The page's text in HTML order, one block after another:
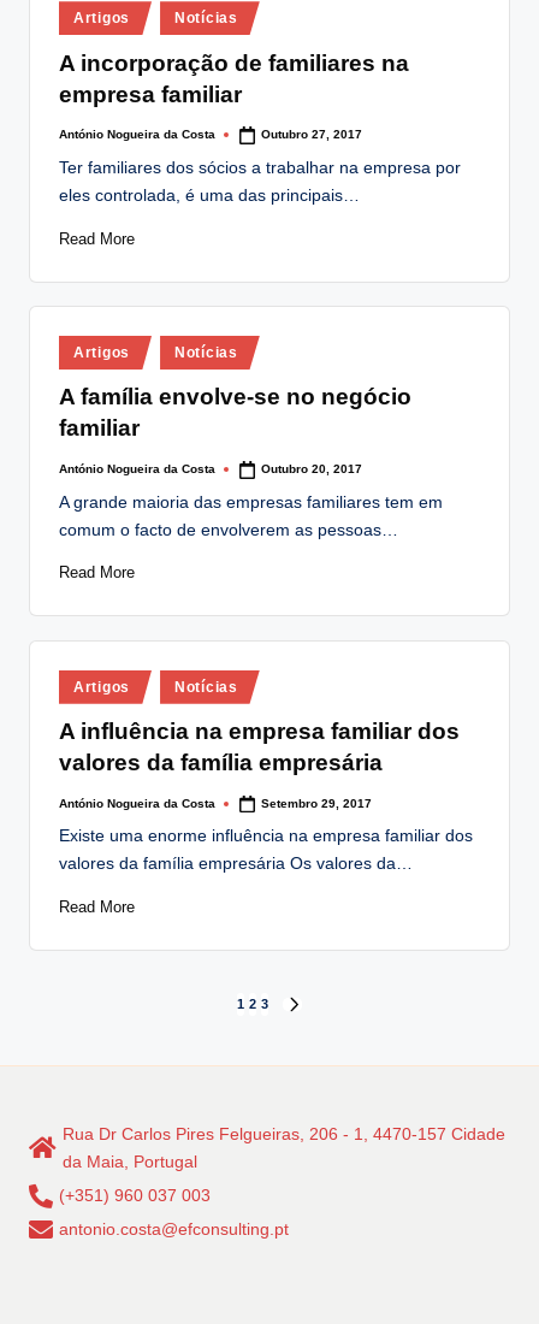
Posted
in
Artigos Notícias
A incorporação de familiares na
empresa familiar
Posted
António Nogueira da Costa Outubro 27, 2017
Ter familiares dos sócios a trabalhar na empresa por
eles controlada, é uma das principais…
Read More
Posted
in
Artigos Notícias
A família envolve-se no negócio
familiar
Posted
António Nogueira da Costa Outubro 20, 2017
A grande maioria das empresas familiares tem em
comum o facto de envolverem as pessoas…
Read More
Posted
in
Artigos Notícias
A influência na empresa familiar dos
valores da família empresária
Posted
António Nogueira da Costa Setembro 29, 2017
Existe uma enorme influência na empresa familiar dos
valores da família empresária Os valores da…
Read More
dos
1 2 3
Rua Dr Carlos Pires Felgueiras, 206 - 1, 4470-157 Cidade
da Maia, Portugal
(+351) 960 037 003
antonio.costa@efconsulting.pt